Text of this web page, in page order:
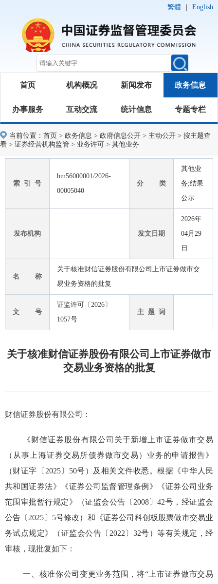
繁體 English
首页 机构概况 新闻发布 政务信息
办事服务 互动交流 统计信息 专题专栏
当前位置： 首页 > 政务信息 > 政府信息公开 > 主动公开 > 按主题查
看 > 证券经营机构监管 > 业务许可 > 其他业务
索 引 号
bm56000001/2026-
00005040
分 类
其他业
务;结果
公示
发布机构 发文日期
2026年
04月29
日
名 称
关于核准财信证券股份有限公司上市证券做市交
易业务资格的批复
文 号
证监许可〔2026〕
1057号
主 题 词
关于核准财信证券股份有限公司上市证券做市
交易业务资格的批复
财信证券股份有限公司：
《财信证券股份有限公司关于新增上市证券做市交易
（ 从事上海证券交易所债券做市交易 ） 业务的申 请报告》
（财证字 〔 2025〕 50号） 及相关文件收悉。根据《中华人民
共和国证券法》《证券公司监督管理条例》《证券公司业务
范围审批暂行规定》
（证监会公告 〔2008 〕42号，经证监会
公告 〔2025 〕 5号修改） 和《证券公司 科创板股票做市交易业
务试点规定》
（证监会公告 〔 2022〕 32号）等有关规定，经
审核，现批复如下 ：
一、核准你公司变更业务范围，将“上市证券做市交易